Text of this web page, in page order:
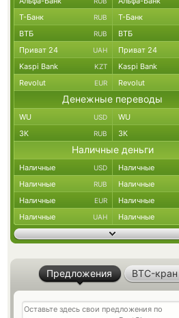
Т-Банк RUB Т-Банк
ВТБ RUB ВТБ
Приват 24 UAH Приват 24
Kaspi Bank KZT Kaspi Bank
Revolut EUR Revolut
Денежные переводы
WU USD WU
ЗК RUB ЗК
Наличные деньги
Наличные USD Наличные
Наличные RUB Наличные
Наличные EUR Наличные
Наличные UAH Наличные
Предложения BTC-кран